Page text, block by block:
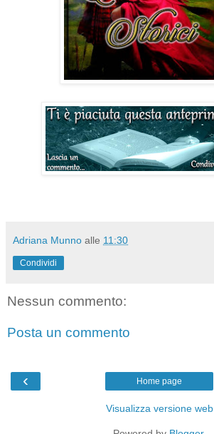
Adriana Munno alle 11:30
Condividi
Nessun commento:
Posta un commento
‹ Home page
Visualizza versione web